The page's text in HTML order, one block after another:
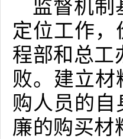
监督机
定位工作
程部和总工
败。建立
购人员的
廉的购买材